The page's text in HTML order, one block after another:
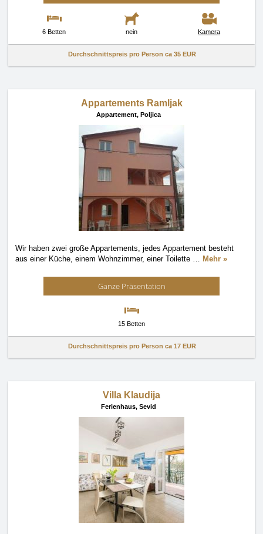
6 Betten nein Kamera
Durchschnittspreis pro Person ca 35 EUR
Appartements Ramljak
Appartement, Poljica
Wir haben zwei große Appartements, jedes Appartement besteht
aus einer Küche, einem Wohnzimmer, einer Toilette … Mehr »
Ganze Präsentation
15 Betten
Durchschnittspreis pro Person ca 17 EUR
Villa Klaudija
Ferienhaus, Sevid